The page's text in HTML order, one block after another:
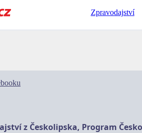
Zpravodajství
z Českolipska, Program